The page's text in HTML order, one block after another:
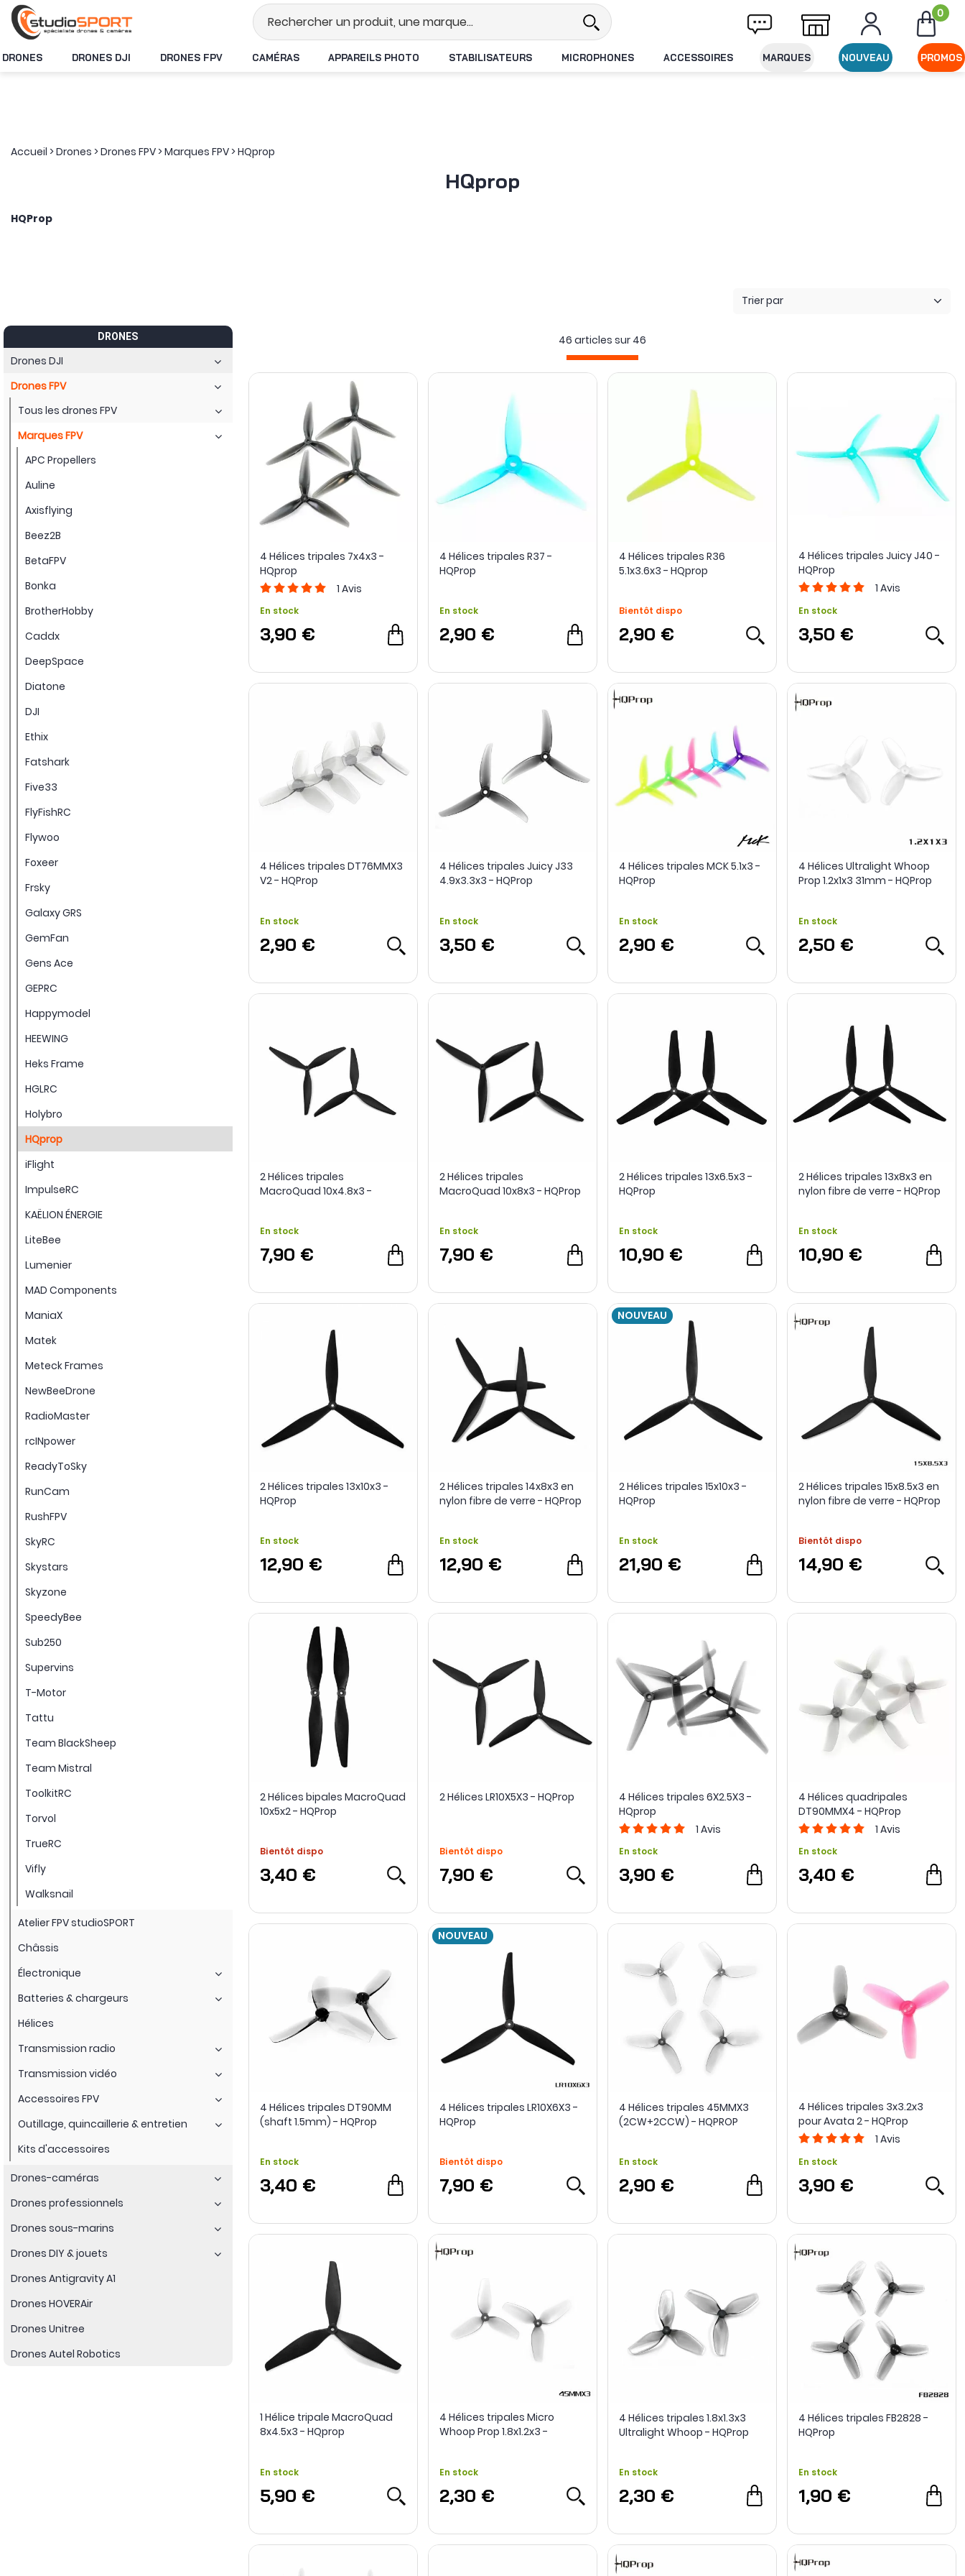
Stock en temps réel Livraison offerte dès 49€ d'achat Expédition
0
DRONES DRONES DJI DRONES FPV CAMÉRAS APPAREILS PHOTO STABILISATEURS MICROPHONES ACCESSOIRES MARQUES NOUVEAU PROMOS
Accueil >Drones >Drones FPV>Marques FPV>HQprop
HQprop
HQProp
Trier par
DRONES
Drones DJI
Drones FPV
Tous les drones FPV
Marques FPV
APC Propellers
Auline
Axisflying
Beez2B
BetaFPV
Bonka
BrotherHobby
Caddx
DeepSpace
Diatone
DJI
Ethix
Fatshark
Five33
FlyFishRC
Flywoo
Foxeer
Frsky
Galaxy GRS
GemFan
Gens Ace
GEPRC
Happymodel
HEEWING
Heks Frame
HGLRC
Holybro
HQprop
iFlight
ImpulseRC
KAËLION ÉNERGIE
LiteBee
Lumenier
MAD Components
ManiaX
Matek
Meteck Frames
NewBeeDrone
RadioMaster
rcINpower
ReadyToSky
RunCam
RushFPV
SkyRC
Skystars
Skyzone
SpeedyBee
Sub250
Supervins
T-Motor
Tattu
Team BlackSheep
Team Mistral
ToolkitRC
Torvol
TrueRC
Vifly
Walksnail
Atelier FPV studioSPORT
Châssis
Électronique
Batteries & chargeurs
Hélices
Transmission radio
Transmission vidéo
Accessoires FPV
Outillage, quincaillerie & entretien
Kits d'accessoires
Drones-caméras
Drones professionnels
Drones sous-marins
Drones DIY & jouets
Drones Antigravity A1
Drones HOVERAir
Drones Unitree
Drones Autel Robotics
46 articles sur 46
4 Hélices tripales 7x4x3 -
HQprop
1 Avis
En stock
3,90 €
4 Hélices tripales R37 -
HQProp
En stock
2,90 €
4 Hélices tripales R36
5.1x3.6x3 - HQprop
Bientôt dispo
2,90 €
4 Hélices tripales Juicy J40 -
HQProp
1 Avis
En stock
3,50 €
4 Hélices tripales DT76MMX3
V2 - HQProp
En stock
2,90 €
4 Hélices tripales Juicy J33
4.9x3.3x3 - HQProp
En stock
3,50 €
4 Hélices tripales MCK 5.1x3 -
HQProp
En stock
2,90 €
4 Hélices Ultralight Whoop
Prop 1.2x1x3 31mm - HQProp
En stock
2,50 €
2 Hélices tripales
MacroQuad 10x4.8x3 -
En stock
7,90 €
2 Hélices tripales
MacroQuad 10x8x3 - HQProp
En stock
7,90 €
2 Hélices tripales 13x6.5x3 -
HQProp
En stock
10,90 €
2 Hélices tripales 13x8x3 en
nylon fibre de verre - HQProp
En stock
10,90 €
2 Hélices tripales 13x10x3 -
HQProp
En stock
12,90 €
2 Hélices tripales 14x8x3 en
nylon fibre de verre - HQProp
En stock
12,90 €
NOUVEAU
2 Hélices tripales 15x10x3 -
HQProp
En stock
21,90 €
2 Hélices tripales 15x8.5x3 en
nylon fibre de verre - HQProp
Bientôt dispo
14,90 €
2 Hélices bipales MacroQuad
10x5x2 - HQProp
Bientôt dispo
3,40 €
2 Hélices LR10X5X3 - HQProp
Bientôt dispo
7,90 €
4 Hélices tripales 6X2.5X3 -
HQprop
1 Avis
En stock
3,90 €
4 Hélices quadripales
DT90MMX4 - HQProp
1 Avis
En stock
3,40 €
4 Hélices tripales DT90MM
(shaft 1.5mm) - HQProp
En stock
3,40 €
NOUVEAU
4 Hélices tripales LR10X6X3 -
HQProp
Bientôt dispo
7,90 €
4 Hélices tripales 45MMX3
(2CW+2CCW) - HQPROP
En stock
2,90 €
4 Hélices tripales 3x3.2x3
pour Avata 2 - HQProp
1 Avis
En stock
3,90 €
1 Hélice tripale MacroQuad
8x4.5x3 - HQprop
En stock
5,90 €
4 Hélices tripales Micro
Whoop Prop 1.8x1.2x3 -
En stock
2,30 €
4 Hélices tripales 1.8x1.3x3
Ultralight Whoop - HQProp
En stock
2,30 €
4 Hélices tripales FB2828 -
HQProp
En stock
1,90 €